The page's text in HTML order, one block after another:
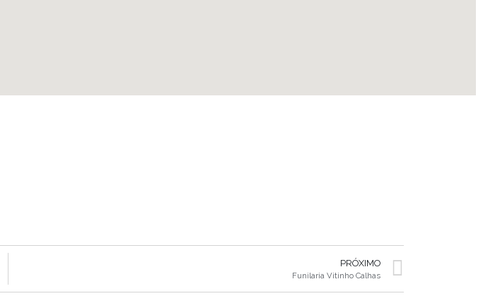
PRÓXIMO
Funilaria Vitinho Calhas